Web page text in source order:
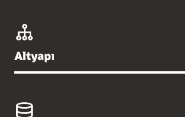
Altyapı